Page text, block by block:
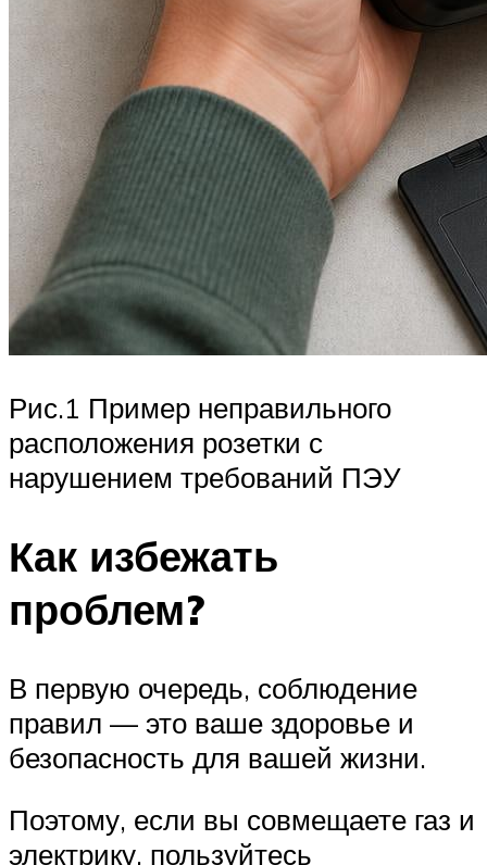
Рис.1 Пример неправильного
расположения розетки с
нарушением требований ПЭУ
Как избежать
проблем?
В первую очередь, соблюдение
правил — это ваше здоровье и
безопасность для вашей жизни.
Поэтому, если вы совмещаете газ и
электрику, пользуйтесь